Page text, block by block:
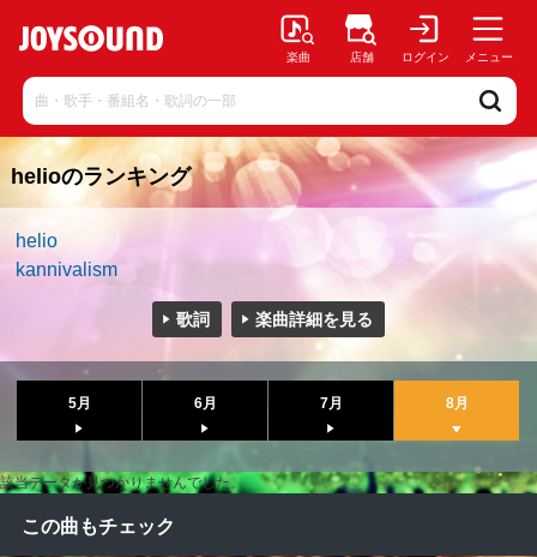
楽曲 店舗 ログイン メニュー
helioのランキング
helio
kannivalism
歌詞 楽曲詳細を見る
5月 6月 7月 8月
該当データが見つかりませんでした。
この曲もチェック